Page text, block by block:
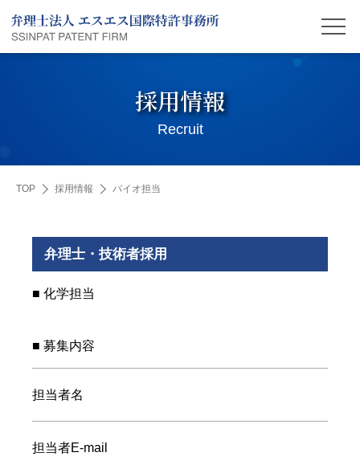
採用情報
Recruit
TOP 採用情報 バイオ担当
弁理士・技術者採用
■ 化学担当
■ 募集内容
担当者名
担当者E-mail